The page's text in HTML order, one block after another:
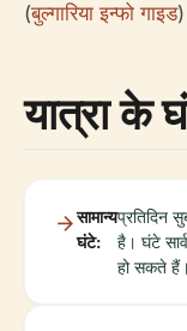
(बुल्गारिया इन्फो गाइड
यात्रा के
सामान्य
घंटे:
प्रतिदिन
है। घंटे
हो सकते हैं।